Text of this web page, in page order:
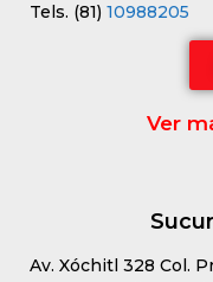
Tels. (81) 10988205
Ver
Av. Xóchitl 328 Col.